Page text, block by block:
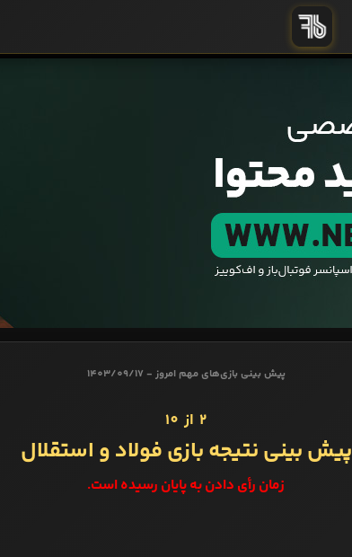
پیش بینی بازی‌های مهم امروز - 1403/09/17
2 از 10
پیش بینی نتیجه بازی فولاد و استقلال
زمان رأی دادن به پایان رسیده است.